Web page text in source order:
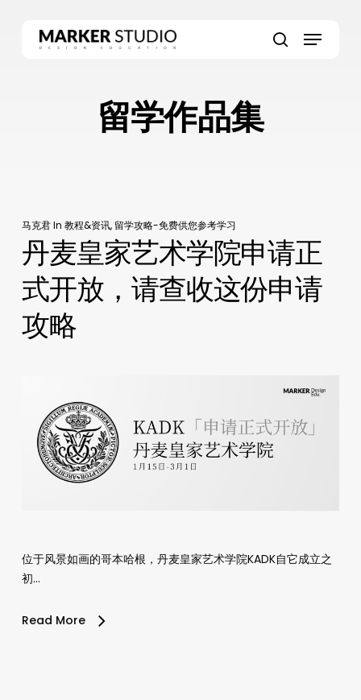
Menu
留学作品集
马克君In 教程&资讯, 留学攻略-免费供您参考学习
丹麦皇家艺术学院申请正
式开放，请查收这份申请
攻略
位于风景如画的哥本哈根，丹麦皇家艺术学院KADK自它成立之
初…
Read More